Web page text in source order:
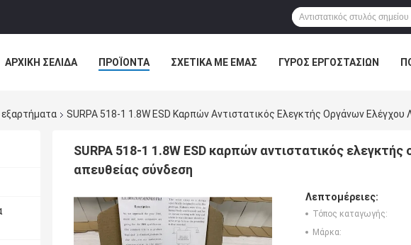
ΑΡΧΙΚΉ ΣΕΛΊΔΑ ΠΡΟΪΌΝΤΑ ΣΧΕΤΙΚΆ ΜΕ ΕΜΆΣ ΓΎΡΟΣ ΕΡΓΟΣΤΑΣΊΩΝ
εξαρτήματα SURPA 518-1 1.8W ESD Καρπών Αντιστατικός Ελεγκτής Οργάνων Ελέγχου
SURPA 518-1 1.8W ESD καρπών αντιστατικός
απευθείας σύνδεση
Λεπτομέρειες:
Τόπος καταγωγής:
Μάρκα: